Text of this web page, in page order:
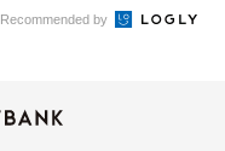
Recommended by